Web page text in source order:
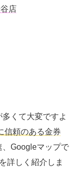
店
くて大変ですよ
信頼のある金券
、Googleマップで
詳しく紹介しま